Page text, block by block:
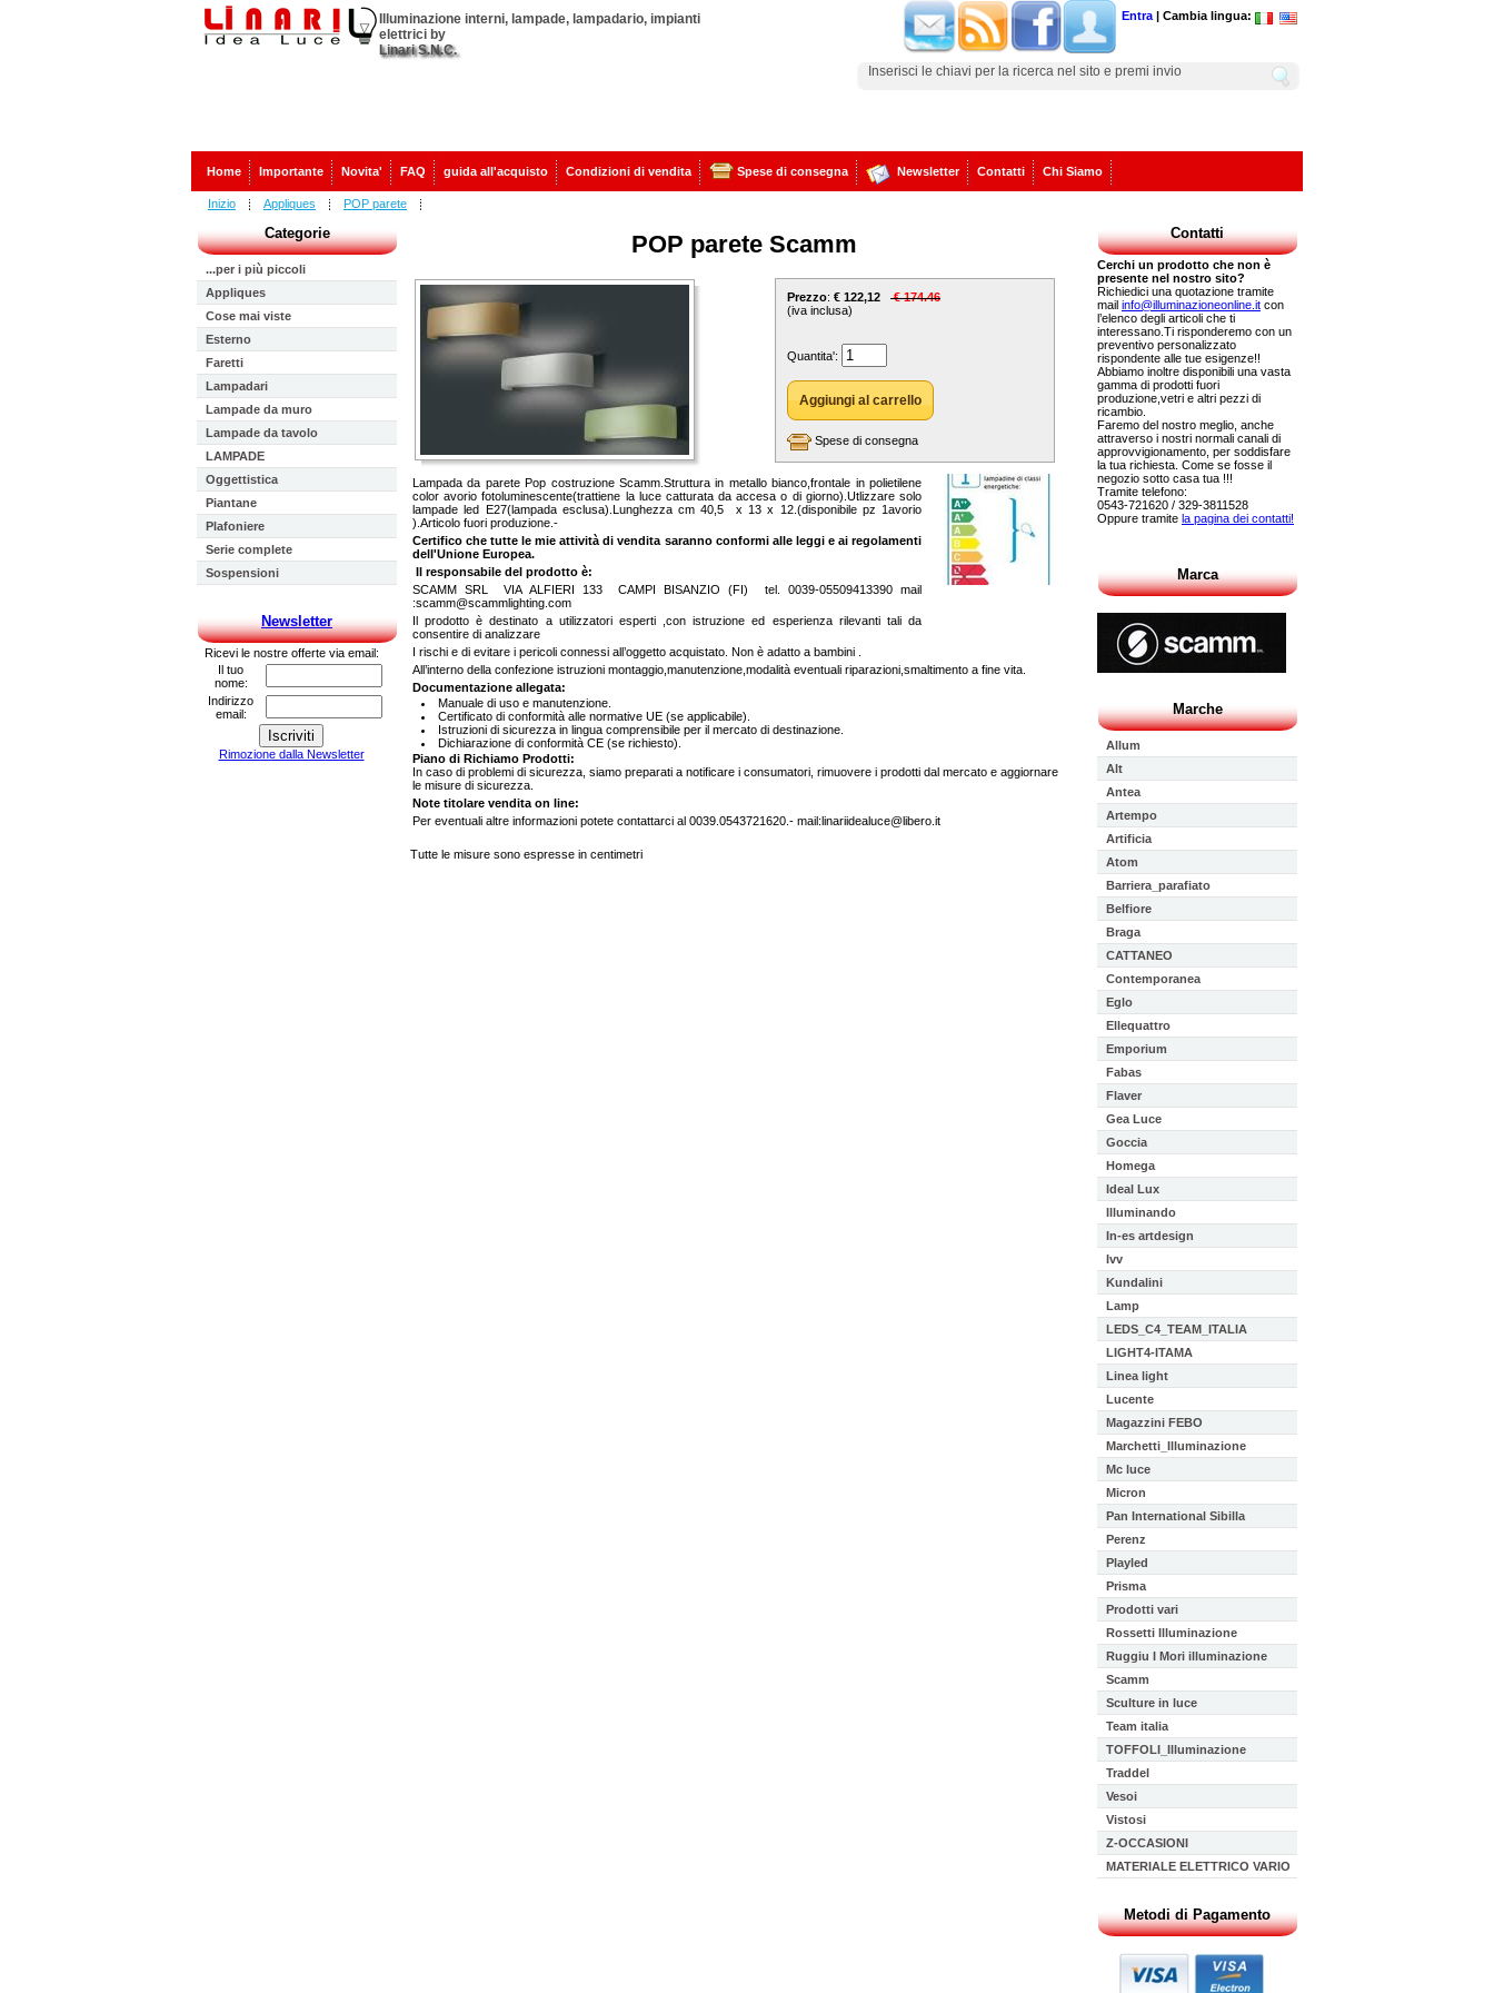
Entra | Cambia lingua:
Illuminazione interni, lampade, lampadario, impianti
elettrici by
Linari S.N.C.
Home Importante Novita' FAQ guida all'acquisto Condizioni di vendita Spese di consegna Newsletter Contatti Chi Siamo
Inizio Appliques POP parete
Categorie
...per i più piccoli
Appliques
Cose mai viste
Esterno
Faretti
Lampadari
Lampade da muro
Lampade da tavolo
LAMPADE
Oggettistica
Piantane
Plafoniere
Serie complete
Sospensioni
Newsletter
Ricevi le nostre offerte via email:
Il tuo
nome:
Indirizzo
email:
Rimozione dalla Newsletter
POP parete Scamm
Prezzo: € 122,12
€ 174.46
(iva inclusa)
Quantita':
Spese di consegna
Lampada da parete Pop costruzione Scamm.Struttura in metallo bianco,frontale in polietilene
color avorio fotoluminescente(trattiene la luce catturata da accesa o di giorno).Utlizzare solo
lampade led E27(lampada esclusa).Lunghezza cm 40,5 x 13 x 12.(disponibile pz 1avorio
).Articolo fuori produzione.-
Certifico che tutte le mie attività di vendita saranno conformi alle leggi e ai regolamenti
dell'Unione Europea.
Il responsabile del prodotto è:
SCAMM SRL VIA ALFIERI 133 CAMPI BISANZIO (FI) tel. 0039-05509413390 mail
:scamm@scammlighting.com
Il prodotto è destinato a utilizzatori esperti ,con istruzione ed esperienza rilevanti tali da
consentire di analizzare
I rischi e di evitare i pericoli connessi all’oggetto acquistato. Non è adatto a bambini .
All’interno della confezione istruzioni montaggio,manutenzione,modalità eventuali riparazioni,smaltimento a fine vita.
Documentazione allegata:
Manuale di uso e manutenzione.
Certificato di conformità alle normative UE (se applicabile).
Istruzioni di sicurezza in lingua comprensibile per il mercato di destinazione.
Dichiarazione di conformità CE (se richiesto).
Piano di Richiamo Prodotti:
In caso di problemi di sicurezza, siamo preparati a notificare i consumatori, rimuovere i prodotti dal mercato e aggiornare
le misure di sicurezza.
Note titolare vendita on line:
Per eventuali altre informazioni potete contattarci al 0039.0543721620.- mail:linariidealuce@libero.it
Tutte le misure sono espresse in centimetri
Contatti
Cerchi un prodotto che non è
presente nel nostro sito?
Richiedici una quotazione tramite
mail info@illuminazioneonline.it con
l’elenco degli articoli che ti
interessano.Ti risponderemo con un
preventivo personalizzato
rispondente alle tue esigenze!!
Abbiamo inoltre disponibili una vasta
gamma di prodotti fuori
produzione,vetri e altri pezzi di
ricambio.
Faremo del nostro meglio, anche
attraverso i nostri normali canali di
approvvigionamento, per soddisfare
la tua richiesta. Come se fosse il
negozio sotto casa tua !!!
Tramite telefono:
0543-721620 / 329-3811528
Oppure tramite la pagina dei contatti!
Marca
Marche
Allum
Alt
Antea
Artempo
Artificia
Atom
Barriera_parafiato
Belfiore
Braga
CATTANEO
Contemporanea
Eglo
Ellequattro
Emporium
Fabas
Flaver
Gea Luce
Goccia
Homega
Ideal Lux
Illuminando
In-es artdesign
Ivv
Kundalini
Lamp
LEDS_C4_TEAM_ITALIA
LIGHT4-ITAMA
Linea light
Lucente
Magazzini FEBO
Marchetti_Illuminazione
Mc luce
Micron
Pan International Sibilla
Perenz
Playled
Prisma
Prodotti vari
Rossetti Illuminazione
Ruggiu I Mori illuminazione
Scamm
Sculture in luce
Team italia
TOFFOLI_Illuminazione
Traddel
Vesoi
Vistosi
Z-OCCASIONI
MATERIALE ELETTRICO VARIO
Metodi di Pagamento